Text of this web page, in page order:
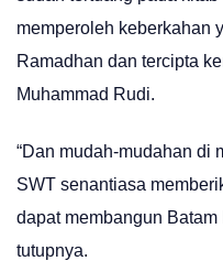
memperoleh keberkahan
Ramadhan dan tercipta
Muhammad Rudi.
“Dan mudah-mudahan di
SWT senantiasa
dapat membangun
tutupnya.